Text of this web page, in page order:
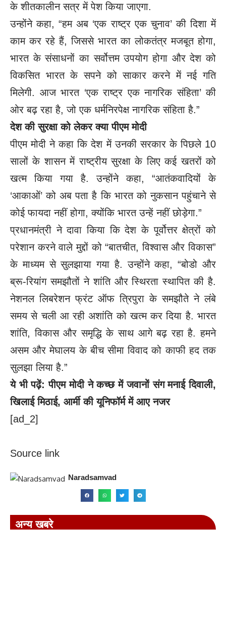
के शीतकालीन सत्र में पेश किया जाएगा.
उन्होंने कहा, “हम अब ‘एक राष्ट्र एक चुनाव’ की दिशा में
काम कर रहे हैं, जिससे भारत का लोकतंत्र मजबूत होगा,
भारत के संसाधनों का सर्वोत्तम उपयोग होगा और देश को
विकसित भारत के सपने को साकार करने में नई गति
मिलेगी. आज भारत ‘एक राष्ट्र एक नागरिक संहिता’ की
ओर बढ़ रहा है, जो एक धर्मनिरपेक्ष नागरिक संहिता है.”
देश की सुरक्षा को लेकर क्या पीएम मोदी
पीएम मोदी ने कहा कि देश में उनकी सरकार के पिछले 10
सालों के शासन में राष्ट्रीय सुरक्षा के लिए कई खतरों को
खत्म किया गया है. उन्होंने कहा, “आतंकवादियों के
‘आकाओं’ को अब पता है कि भारत को नुकसान पहुंचाने से
कोई फायदा नहीं होगा, क्योंकि भारत उन्हें नहीं छोड़ेगा.”
प्रधानमंत्री ने दावा किया कि देश के पूर्वोत्तर क्षेत्रों को
परेशान करने वाले मुद्दों को “बातचीत, विश्वास और विकास”
के माध्यम से सुलझाया गया है. उन्होंने कहा, “बोडो और
ब्रू-रियांग समझौतों ने शांति और स्थिरता स्थापित की है.
नेशनल लिबरेशन फ्रंट ऑफ त्रिपुरा के समझौते ने लंबे
समय से चली आ रही अशांति को खत्म कर दिया है. भारत
शांति, विकास और समृद्धि के साथ आगे बढ़ रहा है. हमने
असम और मेघालय के बीच सीमा विवाद को काफी हद तक
सुलझा लिया है.”
ये भी पढ़ें:पीएम मोदी ने कच्छ में जवानों संग मनाई दिवाली,
खिलाई मिठाई, आर्मी की यूनिफॉर्म में आए नजर
[ad_2]
Source link
Naradsamvad
अन्य खबरे